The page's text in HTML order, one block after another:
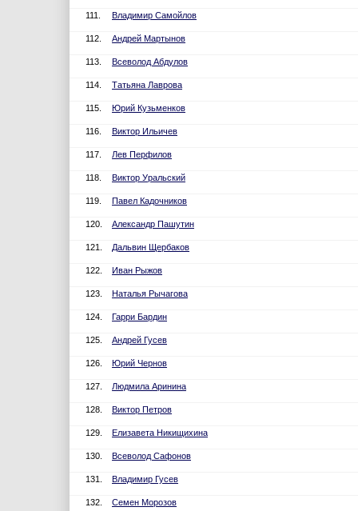
111. Владимир Самойлов
112. Андрей Мартынов
113. Всеволод Абдулов
114. Татьяна Лаврова
115. Юрий Кузьменков
116. Виктор Ильичев
117. Лев Перфилов
118. Виктор Уральский
119. Павел Кадочников
120. Александр Пашутин
121. Дальвин Щербаков
122. Иван Рыжов
123. Наталья Рычагова
124. Гарри Бардин
125. Андрей Гусев
126. Юрий Чернов
127. Людмила Аринина
128. Виктор Петров
129. Елизавета Никищихина
130. Всеволод Сафонов
131. Владимир Гусев
132. Семен Морозов